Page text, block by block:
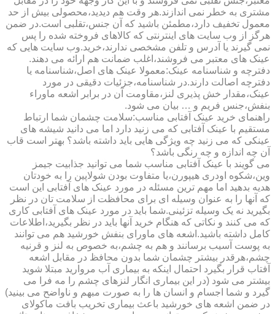
مشتری به خطر نمی اندازند.هر وقت هم دیدید،محصولی بیش از حد
معمول تخفیف دارد،مطمئن باشید که آن جنس،تقلبی است.در ضمن
هرگز از وب سایت های اینترنتی که کالاهای فروخته شده را پس
نمی گیرند یا آدرس و تلفن مشخصی ندارند،خرید.وب سایت هایی که
عینک های معتبر می فروشند،اغلب ضمانت هم ارائه می دهند.
دفترچه و شناسنامه عینک:معمولا عینک های اصل،شناسنامه یا
دفترچه اصالت دارند.در شناسنامه،جزئیات دقیقی در مورد
عینک،مقدار خش پذیری لنز،مقاومت آن در برابر اشعه ماوراء
بنفش،جنس فریم و … بیان می شود.
راهنمای خرید عینک آفتابی مناسب:سلامت چشمان شما ارتباط
مستقیم با عینک آفتابی که می زنید دارد اما می دانید شیشه های
عینکی که می زنید چه ویژگی هایی باید داشته باشد؟ بهتر است قاب
آن چه اندازه و چه رنگی باشد؟
می گویند با عینک آفتابی مناسب شما می توانید جذابیت جیمز
وین،شکوه اودری هیپورن،یا متفاوت بودن شولاپین را به خودتان
هدیه بدهید اما مهم ترین مسئله در مورد عینک های آفتابی این است
که آنها را به عنوان وسیله ای برای محافظت از سلامت تان در نظر
بگیرید نه یک وسیله تزئینی.شما باید در مورد عینک های آفتابی کاری
که می کنند و نکاتی که هنگام خرید آنها باید در نظر بگیرید،اطلاعات
کامل داشته باشید.اشعه های ماورای بنفش خورشید هم می توانند
به پوست آسیب برسانند و هم به چشم،به خصوص به لنز و قرنیه
چشم،هرقدر بیشتر چشمان شما بدون محافظ در مقابل اشعه
آفتاب قرار بگیرد احتمال اینکه به بیماری آب مروارید مبتلا شوید
بیشتر می شود (در این بیماری انگار لنزهای چشم را مه فرا می
گیرد و شما اجسام و انسان ها را به صورت مبهم و ناواضح می بینید)
در ضمن اشعه های خورشید باعث بیماری تخریب بافت ماکولای